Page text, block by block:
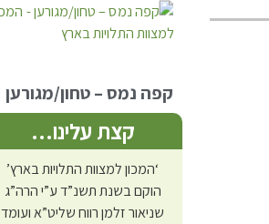
קפה נמס – טחון/מגורען
קצת עלינו…
‘המכון למצוות התלויות בארץ’
הוקם בשנת תשנ”ד ע”י הרה”ג
שניאור זלמן רווח שליט”א ועומד